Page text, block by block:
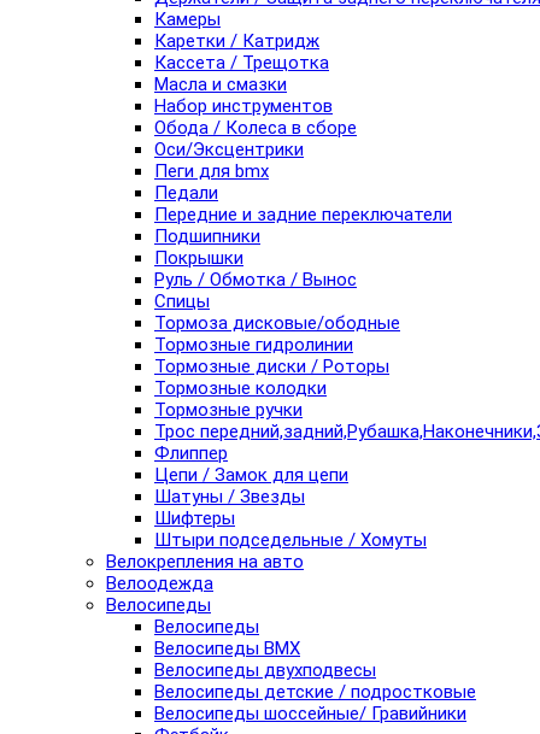
Камеры
Каретки / Катридж
Кассета / Трещотка
Масла и смазки
Набор инструментов
Обода / Колеса в сборе
Оси/Эксцентрики
Пеги для bmx
Педали
Передние и задние переключатели
Подшипники
Покрышки
Руль / Обмотка / Вынос
Спицы
Тормоза дисковые/ободные
Тормозные гидролинии
Тормозные диски / Роторы
Тормозные колодки
Тормозные ручки
Трос
Флиппер
Цепи / Замок для цепи
Шатуны / Звезды
Шифтеры
Штыри подседельные / Хомуты
Велокрепления на авто
Велоодежда
Велосипеды
Велосипеды
Велосипеды BMX
Велосипеды двухподвесы
Велосипеды детские / подростковые
Велосипеды шоссейные/ Гравийники